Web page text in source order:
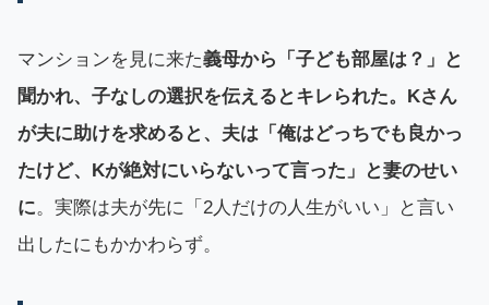
マンションを見に来た義母から「子ども部屋は？」と
聞かれ、子なしの選択を伝えるとキレられた。Kさん
が夫に助けを求めると、夫は「俺はどっちでも良かっ
たけど、Kが絶対にいらないって言った」と妻のせい
に。実際は夫が先に「2人だけの人生がいい」と言い
出したにもかかわらず。